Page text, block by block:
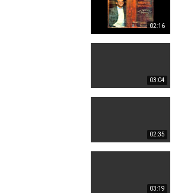
02:16
03:04
02:35
03:19